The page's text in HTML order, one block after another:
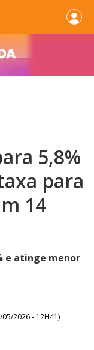
5,8%
para
14
e atinge menor
05/2026 - 12H41)